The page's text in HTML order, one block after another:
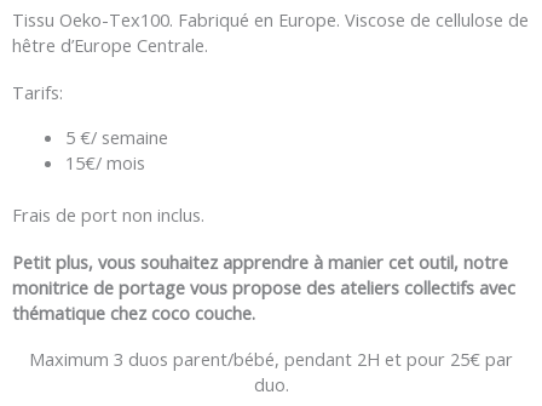
Tissu Oeko-Tex100. Fabriqué en Europe. Viscose de cellulose de
hêtre d’Europe Centrale.
Tarifs:
5 €/ semaine
15€/ mois
Frais de port non inclus.
Petit plus, vous souhaitez apprendre à manier cet outil, notre
monitrice de portage vous propose des ateliers collectifs avec
thématique chez coco couche.
Maximum 3 duos parent/bébé, pendant 2H et pour 25€ par
duo.